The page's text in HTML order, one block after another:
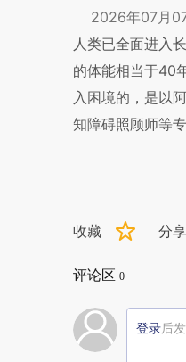
2026年07月
人类已全面进入
的体能相当于40
入困境的，是以
知障碍照顾师等
收藏 分享
评论区 0
登录后